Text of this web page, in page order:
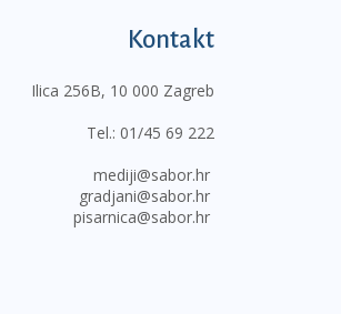
Kontakt
Ilica 256B, 10 000 Zagreb
Tel.: 01/45 69 222
mediji@sabor.hr
gradjani@sabor.hr
pisarnica@sabor.hr